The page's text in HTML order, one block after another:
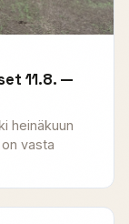
11.8. —
heinäkuun
vasta